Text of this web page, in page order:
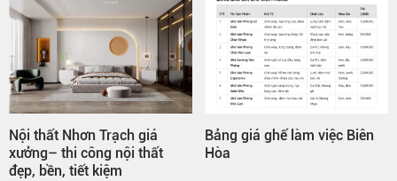
Nội thất Nhơn Trạch giá
xưởng– thi công nội thất
đẹp, bền, tiết kiệm
Bảng giá ghế làm việc Biên
Hòa